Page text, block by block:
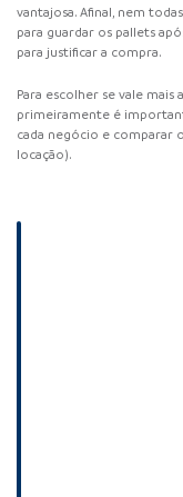
vantajosa. Afinal, nem
para guardar os pallets
para justificar a compra.
Para escolher se vale
primeiramente é
cada negócio e comparar
locação).